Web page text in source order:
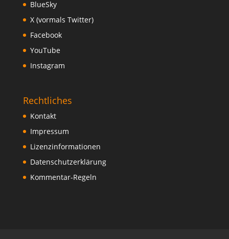
BlueSky
X (vormals Twitter)
Facebook
YouTube
Instagram
Rechtliches
Kontakt
Impressum
Lizenzinformationen
Datenschutzerklärung
Kommentar-Regeln